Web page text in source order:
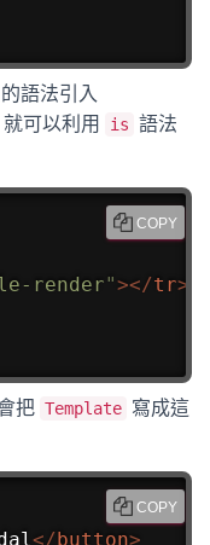
的語法引入
可以利用 is 語法
render"></tr>
COPY
把 Template 寫成這
</button>
COPY